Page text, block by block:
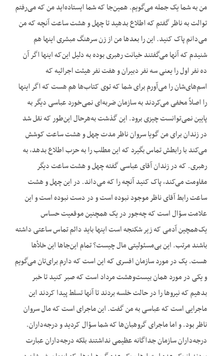
من به شما یک جمله می‌گویم. همین‌جا که شما ایستاده‌اید من که می‌رفتم
توالت به ناظر گفتم که اطلاع بدهید تا چهل و هشت ساعت آنچه که من
می‌دانم پاک کنید. این را بعدها من از زن سرهنگ مبشری اینها هم
شنیدم که آنها می‌گفتند خیانت رهبری بوده به دلیل این‌که اینها اگر آن
ده نفر اول را یعنی سه نفر دبیران و هفت نفر هیئت اجرائیه که
اسم‌های‌شان را می‌آورم برای شما که توی کتاب‌ها هم هست که اگر اینها
را اصلاً مخفی می‌کردند به سازمان ضربه‌ای نمی‌خورد عباسی دیگر به
پایین نمی‌توانست چیزی برود. این گذشت به‌هرحال این‌طور که نقل شد
در زندان برای من گویا سروان ناظر مدت چهل و هشت ساعت کوشش
می‌کند با رابطش تماس بگیرد که این مطلب را به حزب اطلاع بدهد، به
رهبری. که در زندان آقای عباسی گفته چهل و هشت ساعت دیگر
مقاومت می‌کند، پاک کنید آنچه را که می‌داند. در این چهل و هشت
ساعت رابط آقای ناظر موجود نبوده است و در دست نبوده است و این
علامت سؤال است که چه‌جور در یک همچنین موقعیت حساس
یک‌همچین آدمی که زیر شکنجه است اینها باید دائم تماس ساعتی داشته
باشند مرتب. این بی‌مسئولیتی مال چیست؟ تمام این‌جاها این خلأها
هست. یک در مورد سازمان افسری که این است که دارم برای‌تان می‌گویم
و یکی در مورد همان بیست‌وهشت مرداد است که صبر کنید تا خبر
بدهیم که نیروها را در حالت خلسه بردند تا آنها تسلط پیدا کردند این
ماجرایی است که عباسی به من گفت. این ماجرای است که مال سروان
ناظر بود. و اما ماجرای گروهبان‌ها که شما سؤال کردید و درجه‌داران.
درجه‌داران سازمان جداگانه عظیمی نداشتند بلکه درجه‌داران عبارت